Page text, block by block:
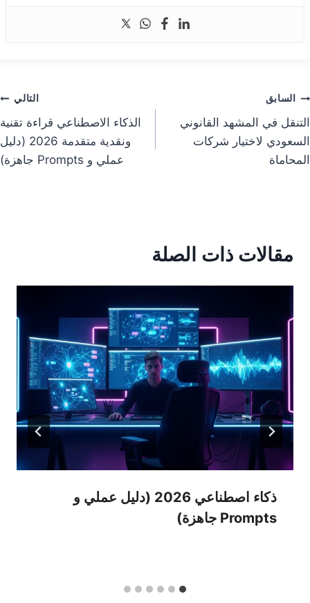
تصفّح
المقالات
السابق
التنقل في المشهد القانوني
السعودي لاختيار شركات
المحاماة
التالي
الذكاء الاصطناعي قراءة تقنية
ونقدية متقدمة 2026 (دليل
عملي و Prompts جاهزة)
مقالات ذات الصلة
ذكاء اصطناعي 2026 (دليل عملي و
Prompts جاهزة)